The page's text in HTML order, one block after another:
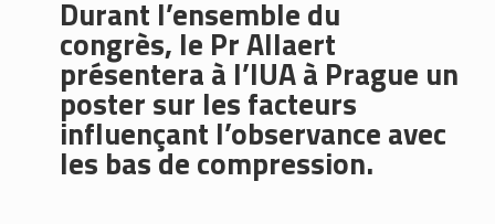
Durant l’ensemble du
congrès, le Pr Allaert
présentera à l’IUA à Prague un
poster sur les facteurs
influençant l’observance avec
les bas de compression.